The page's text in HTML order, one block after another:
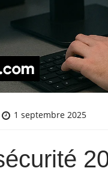
1 septembre 2025